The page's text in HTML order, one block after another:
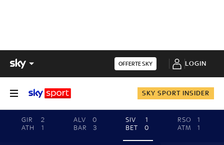
OFFERTE SKY LOGIN
SKY SPORT INSIDER
GIR
2
ATH
1
ALV
0
BAR
3
SIV
1
BET
0
RSO
1
ATM
1